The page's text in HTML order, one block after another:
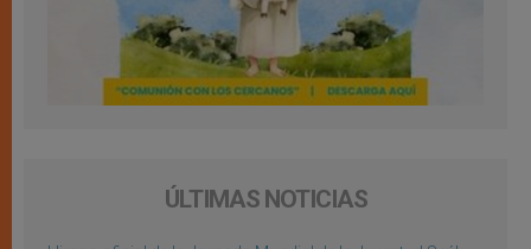
ÚLTIMAS NOTICIAS